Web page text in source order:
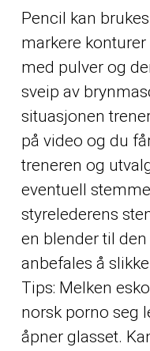
Pencil kan
markere
med pulver og
sveip av
situasjonen
på video og du
treneren og
eventuell
styrelederens
en blender til
anbefales å
Tips: Melken
norsk porno seg
åpner glasset.